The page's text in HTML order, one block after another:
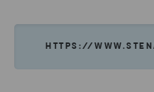
HTTPS://